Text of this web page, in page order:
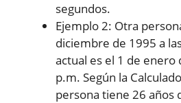
segundos.
Ejemplo 2: Otra
diciembre de 1995 a
actual es el 1 de enero
p.m. Según la
persona tiene 26 años